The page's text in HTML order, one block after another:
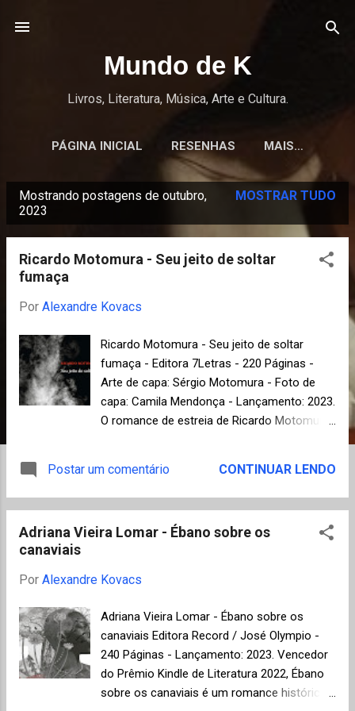
Mundo de K
Livros, Literatura, Música, Arte e Cultura.
PÁGINA INICIAL RESENHAS MAIS…
Mostrando postagens de outubro,
2023
MOSTRAR TUDO
Ricardo Motomura - Seu jeito de soltar
fumaça
Por Alexandre Kovacs
Ricardo Motomura - Seu jeito de soltar
fumaça - Editora 7Letras - 220 Páginas -
Arte de capa: Sérgio Motomura - Foto de
capa: Camila Mendonça - Lançamento: 2023.
O romance de estreia de Ricardo Motomura
sem perder a fluência e comprometer o
ritmo da leitura. De fato, o desenvolvimento
que alternam passado e presente com base
protagonista , assim como diálogos
verdadeiras motivações dos outros
personagens. O resultado é um livro que
desperta empatia no leitor e se torna difícil
de abandonar do início ao final, um dos
objetivos principais de toda obra de ficção.
Postar um comentário CONTINUAR LENDO
Adriana Vieira Lomar - Ébano sobre os
canaviais
Por Alexandre Kovacs
Adriana Vieira Lomar - Ébano sobre os
canaviais Editora Record / José Olympio -
240 Páginas - Lançamento: 2023. Vencedor
do Prêmio Kindle de Literatura 2022, Ébano
sobre os canaviais é um romance histórico